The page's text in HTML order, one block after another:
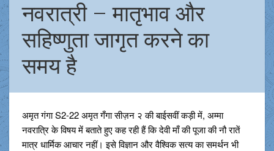
नवरात्री – मातृभाव और
सहिष्णुता जागृत करने का
समय है
अमृत गंगा S2-22 अमृत गँगा सीज़न २ की बाईसवीं कड़ी में, अम्मा
नवरात्रि के विषय में बताते हुए कह रही हैं कि देवी माँ की पूजा की नौ रातें
मात्र धार्मिक आचार नहीं। इसे विज्ञान और वैश्विक सत्य का समर्थन भी